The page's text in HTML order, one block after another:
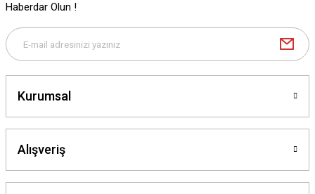
Haberdar Olun !
Kurumsal
Alışveriş